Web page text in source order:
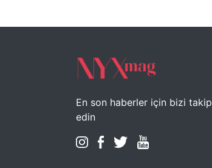
En son haberler için bizi takip
edin